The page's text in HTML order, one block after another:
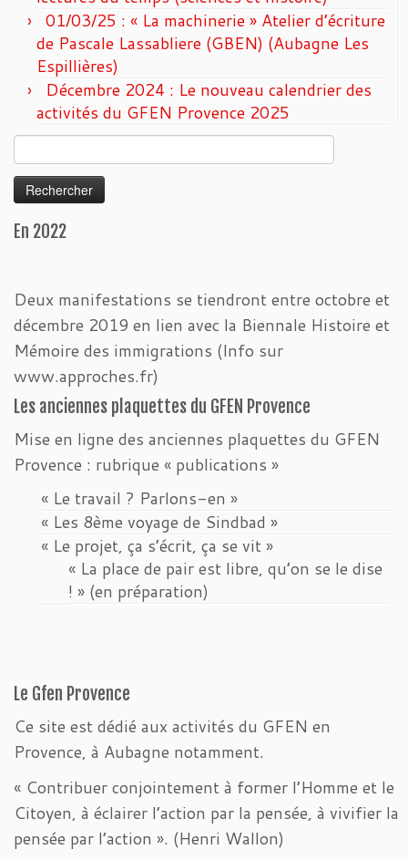
01/03/25 : « La machinerie » Atelier d’écriture
de Pascale Lassabliere (GBEN) (Aubagne Les
Espillières)
Décembre 2024 : Le nouveau calendrier des
activités du GFEN Provence 2025
En 2022
Deux manifestations se tiendront entre octobre et
décembre 2019 en lien avec la Biennale Histoire et
Mémoire des immigrations (Info sur
www.approches.fr)
Les anciennes plaquettes du GFEN Provence
Mise en ligne des anciennes plaquettes du GFEN
Provence : rubrique « publications »
« Le travail ? Parlons-en »
« Les 8ème voyage de Sindbad »
« Le projet, ça s’écrit, ça se vit »
« La place de pair est libre, qu’on se le dise
! » (en préparation)
Le Gfen Provence
Ce site est dédié aux activités du GFEN en
Provence, à Aubagne notamment.
« Contribuer conjointement à former l’Homme et le
Citoyen, à éclairer l’action par la pensée, à vivifier la
pensée par l’action ». (Henri Wallon)